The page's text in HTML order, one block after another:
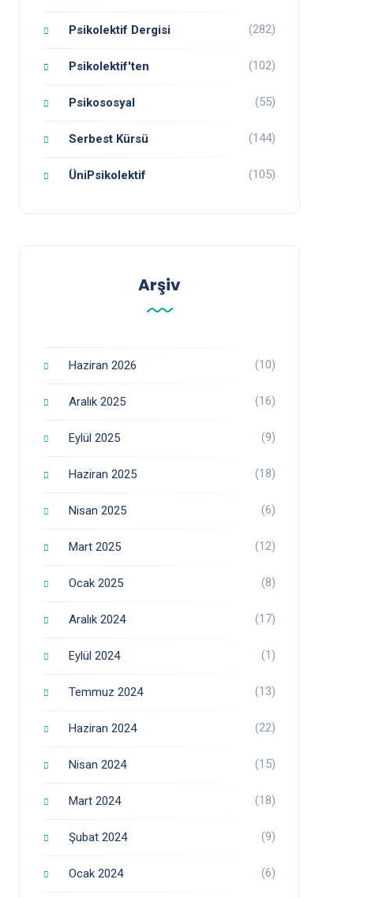
Psikolektif Dergisi (282)
Psikolektif'ten (102)
Psikososyal (55)
Serbest Kürsü (144)
ÜniPsikolektif (105)
Arşiv
Haziran 2026 (10)
Aralık 2025 (16)
Eylül 2025 (9)
Haziran 2025 (18)
Nisan 2025 (6)
Mart 2025 (12)
Ocak 2025 (8)
Aralık 2024 (17)
Eylül 2024 (1)
Temmuz 2024 (13)
Haziran 2024 (22)
Nisan 2024 (15)
Mart 2024 (18)
Şubat 2024 (9)
Ocak 2024 (6)